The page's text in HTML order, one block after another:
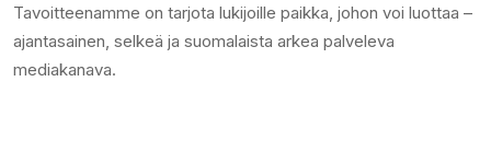
Tavoitteenamme on tarjota lukijoille paikka, johon voi luottaa –
ajantasainen, selkeä ja suomalaista arkea palveleva
mediakanava.